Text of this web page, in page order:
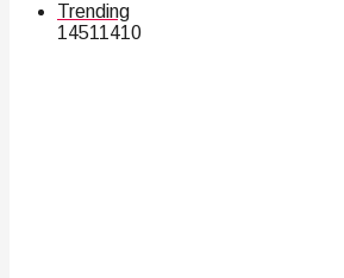
Trending
14511410